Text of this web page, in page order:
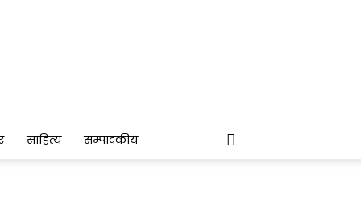
साहित्य सम्पादकीय